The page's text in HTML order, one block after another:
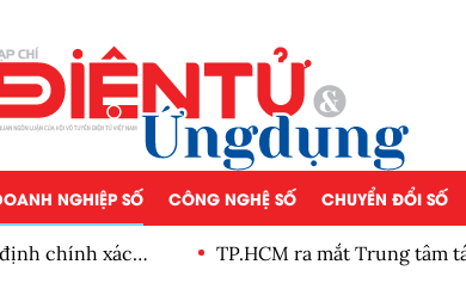
NGHIỆP SỐ CÔNG NGHỆ SỐ CHUYỂN ĐỔI SỐ
chính xác
TP.HCM ra mắt Trung tâm